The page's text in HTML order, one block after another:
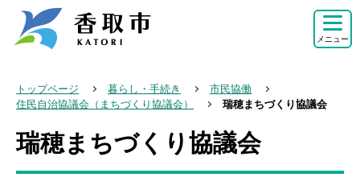
メニュー
トップページ 暮らし・手続き
市民協働
住民自治協議会（まちづくり協議会）
瑞穂まちづくり協議会
本
瑞穂まちづくり協議会